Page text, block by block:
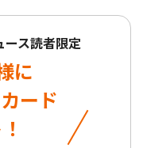
ース読者限定
に
ード